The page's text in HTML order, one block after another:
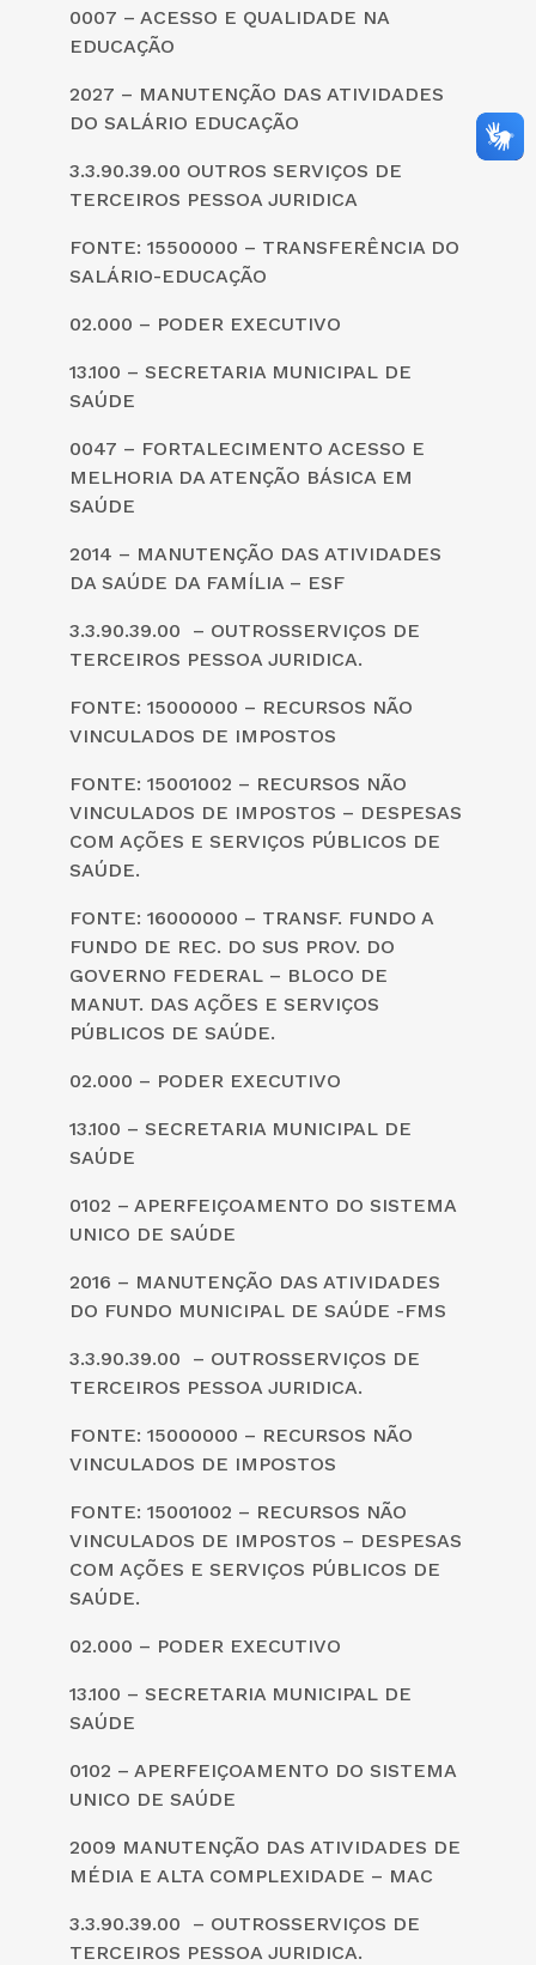
0007 – ACESSO E QUALIDADE NA
EDUCAÇÃO
2027 – MANUTENÇÃO DAS ATIVIDADES
DO SALÁRIO EDUCAÇÃO
3.3.90.39.00 OUTROS SERVIÇOS DE
TERCEIROS PESSOA JURIDICA
FONTE: 15500000 – TRANSFERÊNCIA DO
SALÁRIO-EDUCAÇÃO
02.000 – PODER EXECUTIVO
13.100 – SECRETARIA MUNICIPAL DE
SAÚDE
0047 – FORTALECIMENTO ACESSO E
MELHORIA DA ATENÇÃO BÁSICA EM
SAÚDE
2014 – MANUTENÇÃO DAS ATIVIDADES
DA SAÚDE DA FAMÍLIA – ESF
3.3.90.39.00 – OUTROSSERVIÇOS DE
TERCEIROS PESSOA JURIDICA.
FONTE: 15000000 – RECURSOS NÃO
VINCULADOS DE IMPOSTOS
FONTE: 15001002 – RECURSOS NÃO
VINCULADOS DE IMPOSTOS – DESPESAS
COM AÇÕES E SERVIÇOS PÚBLICOS DE
SAÚDE.
FONTE: 16000000 – TRANSF. FUNDO A
FUNDO DE REC. DO SUS PROV. DO
GOVERNO FEDERAL – BLOCO DE
MANUT. DAS AÇÕES E SERVIÇOS
PÚBLICOS DE SAÚDE.
02.000 – PODER EXECUTIVO
13.100 – SECRETARIA MUNICIPAL DE
SAÚDE
0102 – APERFEIÇOAMENTO DO SISTEMA
UNICO DE SAÚDE
2016 – MANUTENÇÃO DAS ATIVIDADES
DO FUNDO MUNICIPAL DE SAÚDE -FMS
3.3.90.39.00 – OUTROSSERVIÇOS DE
TERCEIROS PESSOA JURIDICA.
FONTE: 15000000 – RECURSOS NÃO
VINCULADOS DE IMPOSTOS
FONTE: 15001002 – RECURSOS NÃO
VINCULADOS DE IMPOSTOS – DESPESAS
COM AÇÕES E SERVIÇOS PÚBLICOS DE
SAÚDE.
02.000 – PODER EXECUTIVO
13.100 – SECRETARIA MUNICIPAL DE
SAÚDE
0102 – APERFEIÇOAMENTO DO SISTEMA
UNICO DE SAÚDE
2009 MANUTENÇÃO DAS ATIVIDADES DE
MÉDIA E ALTA COMPLEXIDADE – MAC
3.3.90.39.00 – OUTROSSERVIÇOS DE
TERCEIROS PESSOA JURIDICA.